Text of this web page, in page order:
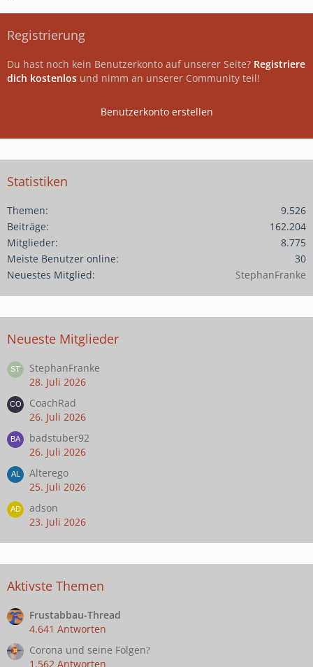
Registrierung
Du hast noch kein Benutzerkonto auf unserer Seite? Registriere
dich kostenlos und nimm an unserer Community teil!
Benutzerkonto erstellen
Statistiken
Themen
9.526
Beiträge
162.204
Mitglieder
8.775
Meiste Benutzer online
30
Neuestes Mitglied
StephanFranke
Neueste Mitglieder
StephanFranke
28. Juli 2026
CoachRad
26. Juli 2026
badstuber92
26. Juli 2026
Alterego
25. Juli 2026
adson
23. Juli 2026
Aktivste Themen
Frustabbau-Thread
4.641 Antworten
Corona und seine Folgen?
1.562 Antworten